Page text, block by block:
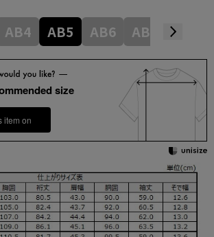
AB4 AB5 AB6 AB7 BB4
size
item on